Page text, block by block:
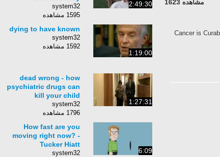
مشاهده 1623
Cancer is
2:49:30
system32
1595 مشاهده
1:19:00
dying to have known
system32
1592 مشاهده
1:27:31
dead wrong - how
psychiatric drugs can
kill your child
system32
1796 مشاهده
6:09
How fast are you
moving right now? -
Tucker Hiatt
system32